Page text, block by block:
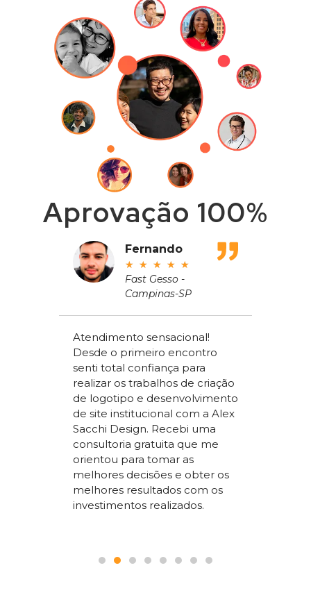
Aprovação 100%
Fernando
★ ★ ★ ★ ★
Fast Gesso -
Campinas-SP
Atendimento sensacional!
Desde o primeiro encontro
senti total confiança para
realizar os trabalhos de criação
de logotipo e desenvolvimento
de site institucional com a Alex
Sacchi Design. Recebi uma
consultoria gratuita que me
orientou para tomar as
melhores decisões e obter os
melhores resultados com os
investimentos realizados.